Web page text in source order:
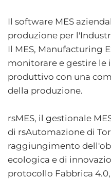
Il software MES
produzione per
Il MES, Manufacturing
monitorare e gestire
produttivo con una
della produzione.​​
rsMES, il gestionale
di rsAutomazione di
raggiungimento
ecologica e di
protocollo Fabbrica